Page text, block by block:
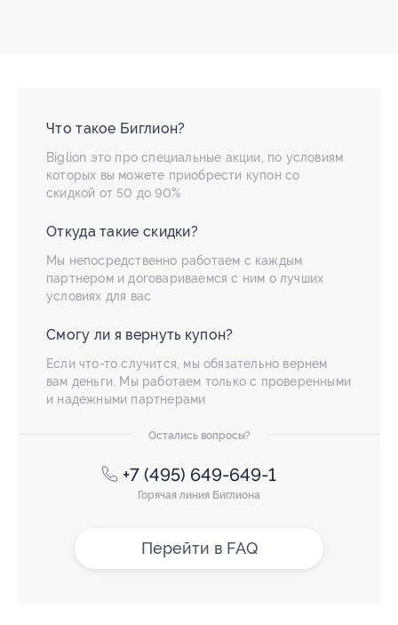
Что такое Биглион?
Biglion это про специальные акции, по условиям
которых вы можете приобрести купон со
скидкой от 50 до 90%
Откуда такие скидки?
Мы непосредственно работаем с каждым
партнером и договариваемся с ним о лучших
условиях для вас
Смогу ли я вернуть купон?
Если что-то случится, мы обязательно вернем
вам деньги. Мы работаем только с проверенными
и надежными партнерами
Остались вопросы?
+7 (495) 649-649-1
Горячая линия Биглиона
Перейти в FAQ